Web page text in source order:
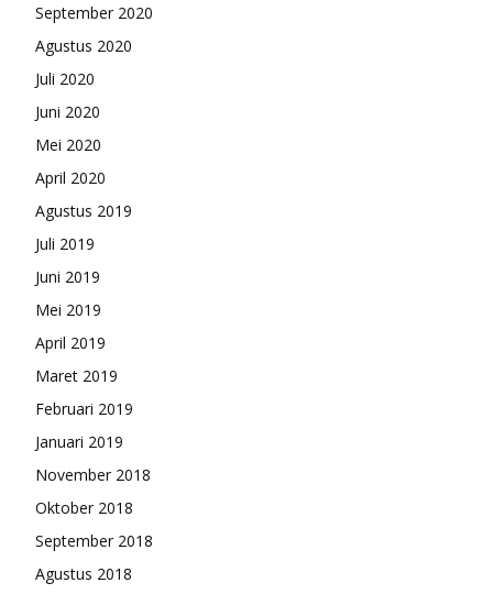
September 2020
Agustus 2020
Juli 2020
Juni 2020
Mei 2020
April 2020
Agustus 2019
Juli 2019
Juni 2019
Mei 2019
April 2019
Maret 2019
Februari 2019
Januari 2019
November 2018
Oktober 2018
September 2018
Agustus 2018